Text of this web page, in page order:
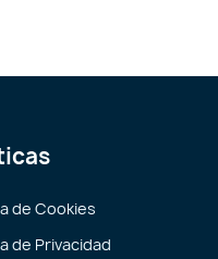
de Cookies
de Privacidad